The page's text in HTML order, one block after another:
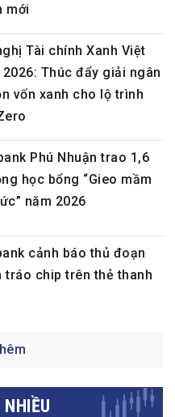
mới
Tài chính Xanh Việt
2026: Thúc đẩy giải ngân
vốn xanh cho lộ trình
Phú Nhuận trao 1,6
học bổng “Gieo mầm
năm 2026
cảnh báo thủ đoạn
tráo chip trên thẻ thanh